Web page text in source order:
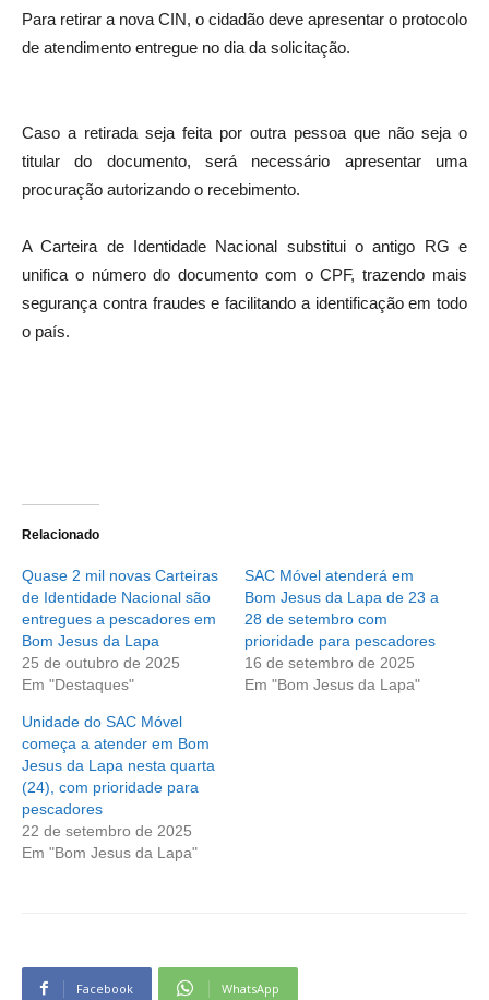
Para retirar a nova CIN, o cidadão deve apresentar o protocolo
de atendimento entregue no dia da solicitação.
Caso a retirada seja feita por outra pessoa que não seja o
titular do documento, será necessário apresentar uma
procuração autorizando o recebimento.
A Carteira de Identidade Nacional substitui o antigo RG e
unifica o número do documento com o CPF, trazendo mais
segurança contra fraudes e facilitando a identificação em todo
o país.
Relacionado
Quase 2 mil novas Carteiras
de Identidade Nacional são
entregues a pescadores em
Bom Jesus da Lapa
25 de outubro de 2025
Em "Destaques"
SAC Móvel atenderá em
Bom Jesus da Lapa de 23 a
28 de setembro com
prioridade para pescadores
16 de setembro de 2025
Em "Bom Jesus da Lapa"
Unidade do SAC Móvel
começa a atender em Bom
Jesus da Lapa nesta quarta
(24), com prioridade para
pescadores
22 de setembro de 2025
Em "Bom Jesus da Lapa"
Facebook WhatsApp